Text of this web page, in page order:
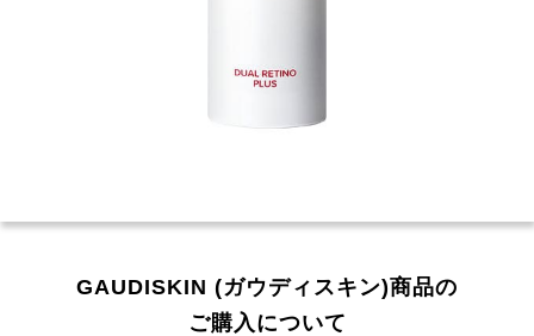
GAUDISKIN (ガウディスキン)商品の
ご購入について